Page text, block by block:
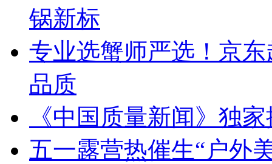
锅新标
专业选蟹师严选！京
品质
《中国质量新闻》独
五一露营热催生“户外